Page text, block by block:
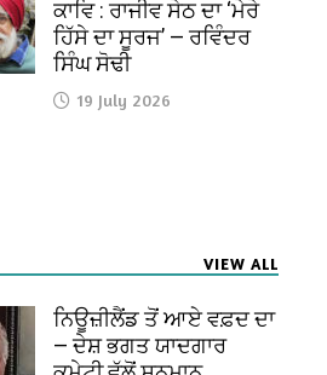
ਕਾਵਿ : ਰਾਜੀਵ ਸੇਠ ਦਾ ‘ਮੇਰੇ
ਹਿੱਸੇ ਦਾ ਸੂਰਜ’ — ਰਵਿੰਦਰ
ਸਿੰਘ ਸੋਢੀ
19 July 2026
VIEW ALL
ਨਿਊਜ਼ੀਲੈਂਡ ਤੋਂ ਆਏ ਵਫ਼ਦ ਦਾ
— ਦੇਸ਼ ਭਗਤ ਯਾਦਗਾਰ